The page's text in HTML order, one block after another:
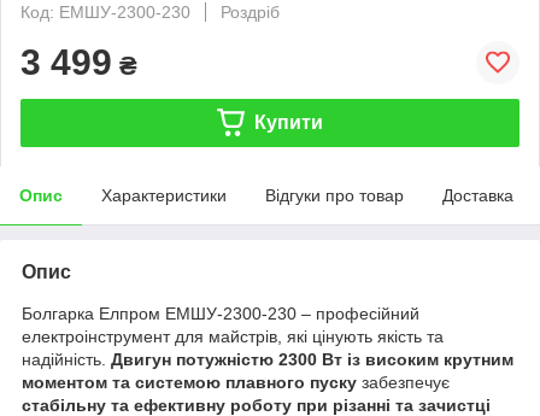
Код: ЕМШУ-2300-230
Роздріб
3 499 ₴
Купити
Опис Характеристики Відгуки про товар Доставка
Опис
Болгарка Елпром ЕМШУ-2300-230 – професійний
електроінструмент для майстрів, які цінують якість та
надійність. Двигун потужністю 2300 Вт із високим крутним
моментом та системою плавного пуску забезпечує
стабільну та ефективну роботу при різанні та зачистці